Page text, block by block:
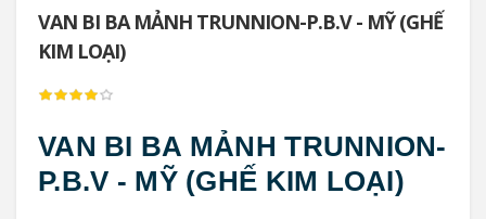
VAN BI BA MẢNH TRUNNION-P.B.V - MỸ (GHẾ
KIM LOẠI)
VAN BI BA MẢNH TRUNNION-
P.B.V - MỸ (GHẾ KIM LOẠI)